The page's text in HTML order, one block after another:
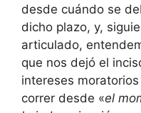
desde cuándo se
dicho plazo, y,
articulado,
que nos dejó el
intereses
correr desde «el